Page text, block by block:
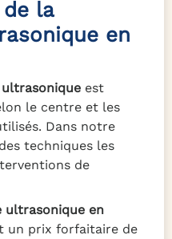
la
en
est
le centre et les
Dans notre
techniques les
de
ultrasonique en
un prix forfaitaire de